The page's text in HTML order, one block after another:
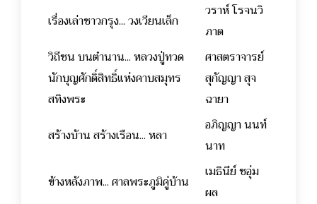
เรื่องเล่าชาวกรุง... วงเวียนเล็ก
วราห์ โรจนวิ
ภาต
วิถีชน บนตำนาน... หลวงปู่ทวด
นักบุญศักดิ์สิทธิ์แห่งคาบสมุทร
สทิงพระ
ศาสตราจารย์
สุกัญญา สุจ
ฉายา
สร้างบ้าน สร้างเรือน... หลา
อภิญญา นนท์
นาท
ข้างหลังภาพ... ศาลพระภูมิคู่บ้าน
เมธินีย์ ชอุ่ม
ผล